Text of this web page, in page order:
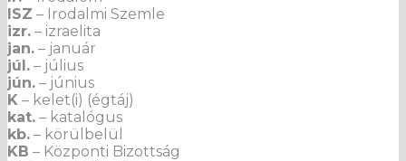
ISZ – Irodalmi Szemle
izr. – izraelita
jan. – január
júl. – július
jún. – június
K – kelet(i) (égtáj)
kat. – katalógus
kb. – körülbelül
KB – Központi Bizottság